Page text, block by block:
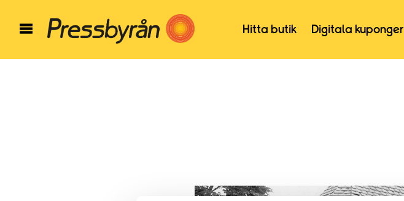
Hitta butik Digitala kuponger